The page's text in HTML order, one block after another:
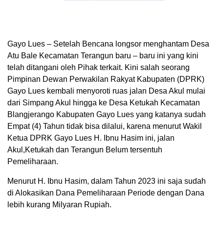
Gayo Lues – Setelah Bencana longsor menghantam Desa
Atu Bale Kecamatan Terangun baru – baru ini yang kini
telah ditangani oleh Pihak terkait. Kini salah seorang
Pimpinan Dewan Perwakilan Rakyat Kabupaten (DPRK)
Gayo Lues kembali menyoroti ruas jalan Desa Akul mulai
dari Simpang Akul hingga ke Desa Ketukah Kecamatan
Blangjerango Kabupaten Gayo Lues yang katanya sudah
Empat (4) Tahun tidak bisa dilalui, karena menurut Wakil
Ketua DPRK Gayo Lues H. Ibnu Hasim ini, jalan
Akul,Ketukah dan Terangun Belum tersentuh
Pemeliharaan.
Menurut H. Ibnu Hasim, dalam Tahun 2023 ini saja sudah
di Alokasikan Dana Pemeliharaan Periode dengan Dana
lebih kurang Milyaran Rupiah.